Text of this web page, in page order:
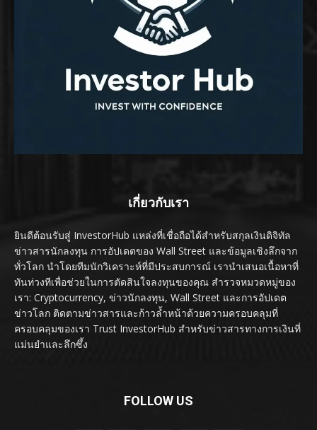
เกี่ยวกับเรา
ยินดีต้อนรับสู่ InvestorHub แหล่งที่เชื่อถือได้สำหรับสกุลเงินดิจิทัล
ข่าวสารนักลงทุน การอัปเดตของ Wall Street และข้อมูลเชิงลึกจาก
ทั่วโลก นำโดยทีมนักวิเคราะห์ที่มีประสบการณ์ เรานำเสนอเนื้อหาที่
ทันท่วงทีเพื่อช่วยในการตัดสินใจลงทุนของคุณ สำรวจหมวดหมู่ของ
เรา: Cryptocurrency, ข่าวนักลงทุน, Wall Street และการอัปเดต
ข่าวโลก ติดตามข่าวสารและก้าวล้ำหน้าด้วยความครอบคลุมที่
ครอบคลุมของเรา Trust InvestorHub สำหรับข่าวสารทางการเงินที่
แม่นยำและลึกซึ้ง
FOLLOW US